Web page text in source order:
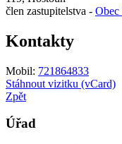
člen zastupitelstva - Obec
Kontakty
Mobil: 721864833
Stáhnout vizitku (vCard)
Zpět
Úřad